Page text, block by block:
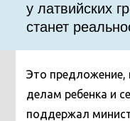
у латвийских
станет
Это предложение,
делам ребенка и
поддержал